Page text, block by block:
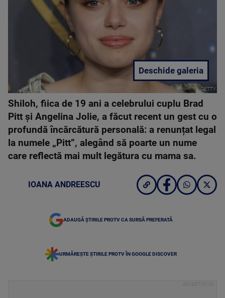
GETTY
Deschide galeria
Shiloh, fiica de 19 ani a celebrului cuplu Brad
Pitt și Angelina Jolie, a făcut recent un gest cu o
profundă încărcătură personală: a renunțat legal
la numele „Pitt”, alegând să poarte un nume
care reflectă mai mult legătura cu mama sa.
IOANA ANDREESCU
ADAUGĂ ȘTIRILE PROTV CA SURSĂ PREFERATĂ
URMĂREȘTE ȘTIRILE PROTV ÎN GOOGLE DISCOVER